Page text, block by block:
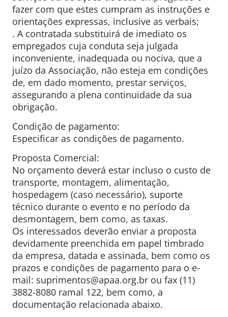
fazer com que estes cumpram as instruções e
orientações expressas, inclusive as verbais;
. A contratada substituirá de imediato os
empregados cuja conduta seja julgada
inconveniente, inadequada ou nociva, que a
juízo da Associação, não esteja em condições
de, em dado momento, prestar serviços,
assegurando a plena continuidade da sua
obrigação.
Condição de pagamento:
Especificar as condições de pagamento.
Proposta Comercial:
No orçamento deverá estar incluso o custo de
transporte, montagem, alimentação,
hospedagem (caso necessário), suporte
técnico durante o evento e no período da
desmontagem, bem como, as taxas.
Os interessados deverão enviar a proposta
devidamente preenchida em papel timbrado
da empresa, datada e assinada, bem como os
prazos e condições de pagamento para o e-
mail: suprimentos@apaa.org.br ou fax (11)
3882-8080 ramal 122, bem como, a
documentação relacionada abaixo.